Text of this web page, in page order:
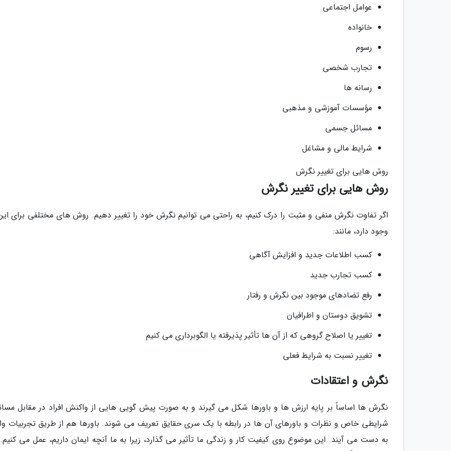
عوامل اجتماعی
خانواده
رسوم
تجارب شخصی
رسانه ها
مؤسسات آموزشی و مذهبی
مسائل جسمی
شرایط مالی و مشاغل
روش هایی برای تغییر نگرش
روش هایی برای تغییر نگرش
اگر تفاوت نگرش منفی و مثبت را درک کنیم، به راحتی می توانیم نگرش خود را تغییر دهیم. روش های مختلفی برای
وجود دارد، مانند:
کسب اطلاعات جدید و افزایش آگاهی
کسب تجارب جدید
رفع تضادهای موجود بین نگرش و رفتار
تشویق دوستان و اطرافیان
تغییر یا اصلاح گروهی که از آن ها تأثیر پذیرفته یا الگوبرداری می کنیم
تغییر نسبت به شرایط فعلی
نگرش و اعتقادات
نگرش ها اساساً بر پایه ارزش ها و باورها شکل می گیرند و به صورت پیش گویی هایی از واکنش افراد در مقابل
شرایطی خاص و نظرات و باورهای آن ها در رابطه با یک سری حقایق تعریف می شوند. باورها هم از طریق تجربیات
به دست می آیند. این موضوع روی کیفیت کار و زندگی ما تأثیر می گذارد، زیرا به ما آنچه ایمان داریم، عمل می